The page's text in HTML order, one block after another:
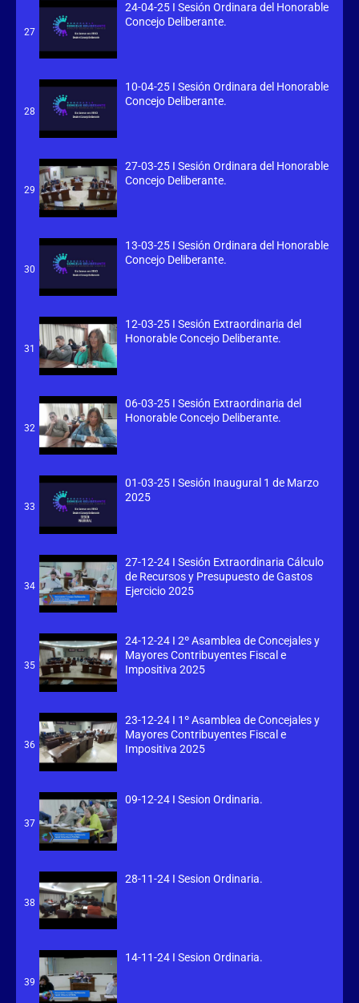
27
24-04-25 I Sesión Ordinara del Honorable
Concejo Deliberante.
28
10-04-25 I Sesión Ordinara del Honorable
Concejo Deliberante.
29
27-03-25 I Sesión Ordinara del Honorable
Concejo Deliberante.
30
13-03-25 I Sesión Ordinara del Honorable
Concejo Deliberante.
31
12-03-25 I Sesión Extraordinaria del
Honorable Concejo Deliberante.
32
06-03-25 I Sesión Extraordinaria del
Honorable Concejo Deliberante.
33
01-03-25 I Sesión Inaugural 1 de Marzo
2025
34
27-12-24 I Sesión Extraordinaria Cálculo
de Recursos y Presupuesto de Gastos
Ejercicio 2025
35
24-12-24 I 2º Asamblea de Concejales y
Mayores Contribuyentes Fiscal e
Impositiva 2025
36
23-12-24 I 1º Asamblea de Concejales y
Mayores Contribuyentes Fiscal e
Impositiva 2025
37
09-12-24 I Sesion Ordinaria.
38
28-11-24 I Sesion Ordinaria.
39
14-11-24 I Sesion Ordinaria.